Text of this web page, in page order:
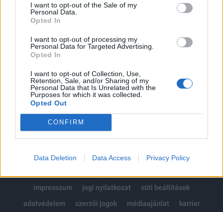
I want to opt-out of the Sale of my
Personal Data.
Opted In
I want to opt-out of processing my
Personal Data for Targeted Advertising.
Opted In
I want to opt-out of Collection, Use,
Retention, Sale, and/or Sharing of my
Personal Data that Is Unrelated with the
Purposes for which it was collected.
Opted Out
CONFIRM
Data Deletion Data Access Privacy Policy
Portfolio.hu teljes cikkarchívum
Kötéslisták: BÉT elmúlt 2 év napon belüli
MÁR ELŐFIZETŐNK VAGY?BEJELENTKEZÉS
impresszum
jogi nyilatkozat
süti beállítások
adatvédelem
szerzői jogok médiaajánlat karrier